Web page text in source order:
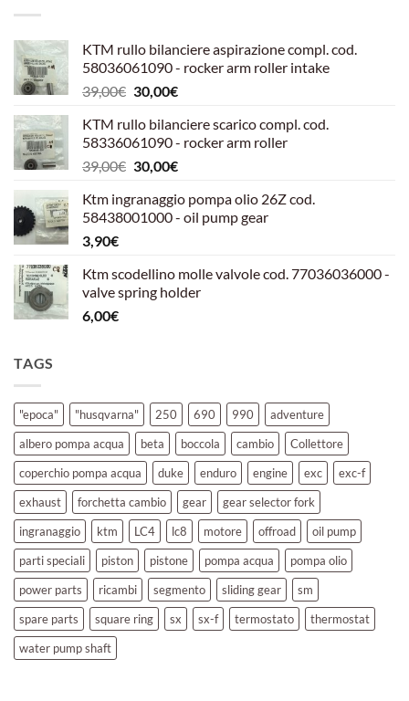
KTM rullo bilanciere aspirazione compl. cod.
58036061090 - rocker arm roller intake
39,00€ Il
originale
era:
39,00€.
30,00€Il
attuale
è:
30,00€.
KTM rullo bilanciere scarico compl. cod.
58336061090 - rocker arm roller
39,00€ Il
originale
era:
30,00€Il
attuale
è:
Ktm ingranaggio pompa olio 26Z cod.
58438001000 - oil pump gear
3,90€
Ktm scodellino molle valvole cod. 77036036000 -
valve spring holder
6,00€
TAGS
"epoca" "husqvarna" 250 690 990
adventure
albero pompa acqua
beta boccola cambio
Collettore
coperchio pompa acqua
duke enduro engine exc
exc-f
exhaust
forchetta cambio gear
gear selector fork
ingranaggio
ktm LC4 lc8 motore offroad
oil pump
parti speciali
piston pistone pompa acqua
pompa olio
power parts
ricambi segmento sliding gear
sm
spare parts
square ring sx sx-f termostato
thermostat
water pump shaft